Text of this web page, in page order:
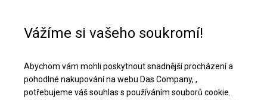
Stáhněte si nabídku PDF
Vážíme si vašeho soukromí!
Abychom vám mohli poskytnout snadnější procházení a
pohodlné nakupování na webu Das Company, ,
potřebujeme váš souhlas s používáním souborů cookie.